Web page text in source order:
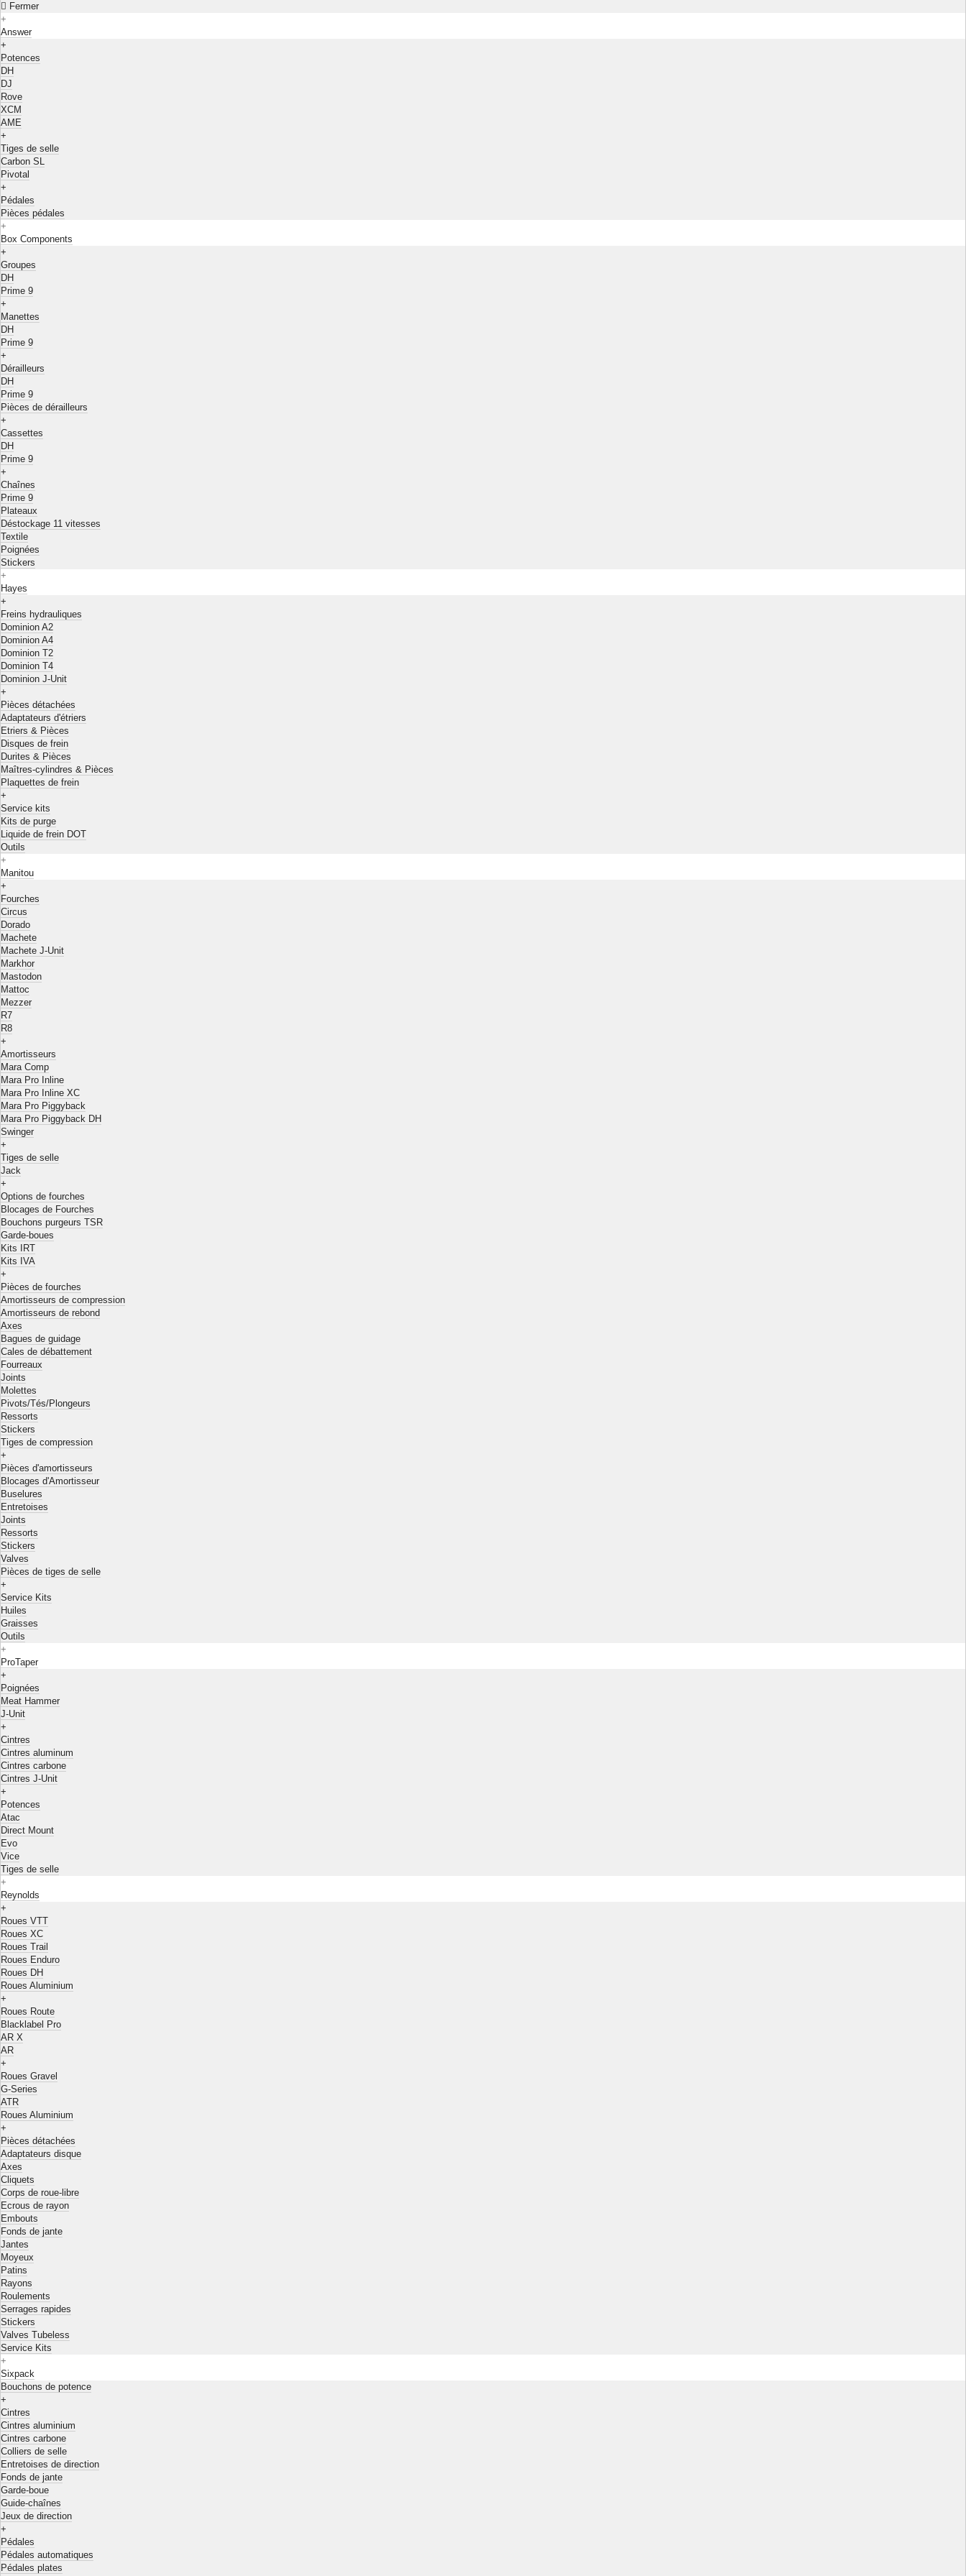
Fermer
+
Answer
+
Potences
DH
DJ
Rove
XCM
AME
+
Tiges de selle
Carbon SL
Pivotal
+
Pédales
Pièces pédales
+
Box Components
+
Groupes
DH
Prime 9
+
Manettes
DH
Prime 9
+
Dérailleurs
DH
Prime 9
Pièces de dérailleurs
+
Cassettes
DH
Prime 9
+
Chaînes
Prime 9
Plateaux
Déstockage 11 vitesses
Textile
Poignées
Stickers
+
Hayes
+
Freins hydrauliques
Dominion A2
Dominion A4
Dominion T2
Dominion T4
Dominion J-Unit
+
Pièces détachées
Adaptateurs d'étriers
Etriers & Pièces
Disques de frein
Durites & Pièces
Maîtres-cylindres & Pièces
Plaquettes de frein
+
Service kits
Kits de purge
Liquide de frein DOT
Outils
+
Manitou
+
Fourches
Circus
Dorado
Machete
Machete J-Unit
Markhor
Mastodon
Mattoc
Mezzer
R7
R8
+
Amortisseurs
Mara Comp
Mara Pro Inline
Mara Pro Inline XC
Mara Pro Piggyback
Mara Pro Piggyback DH
Swinger
+
Tiges de selle
Jack
+
Options de fourches
Blocages de Fourches
Bouchons purgeurs TSR
Garde-boues
Kits IRT
Kits IVA
+
Pièces de fourches
Amortisseurs de compression
Amortisseurs de rebond
Axes
Bagues de guidage
Cales de débattement
Fourreaux
Joints
Molettes
Pivots/Tés/Plongeurs
Ressorts
Stickers
Tiges de compression
+
Pièces d'amortisseurs
Blocages d'Amortisseur
Buselures
Entretoises
Joints
Ressorts
Stickers
Valves
Pièces de tiges de selle
+
Service Kits
Huiles
Graisses
Outils
+
ProTaper
+
Poignées
Meat Hammer
J-Unit
+
Cintres
Cintres aluminum
Cintres carbone
Cintres J-Unit
+
Potences
Atac
Direct Mount
Evo
Vice
Tiges de selle
+
Reynolds
+
Roues VTT
Roues XC
Roues Trail
Roues Enduro
Roues DH
Roues Aluminium
+
Roues Route
Blacklabel Pro
AR X
AR
+
Roues Gravel
G-Series
ATR
Roues Aluminium
+
Pièces détachées
Adaptateurs disque
Axes
Cliquets
Corps de roue-libre
Ecrous de rayon
Embouts
Fonds de jante
Jantes
Moyeux
Patins
Rayons
Roulements
Serrages rapides
Stickers
Valves Tubeless
Service Kits
+
Sixpack
Bouchons de potence
+
Cintres
Cintres aluminium
Cintres carbone
Colliers de selle
Entretoises de direction
Fonds de jante
Garde-boue
Guide-chaînes
Jeux de direction
+
Pédales
Pédales automatiques
Pédales plates